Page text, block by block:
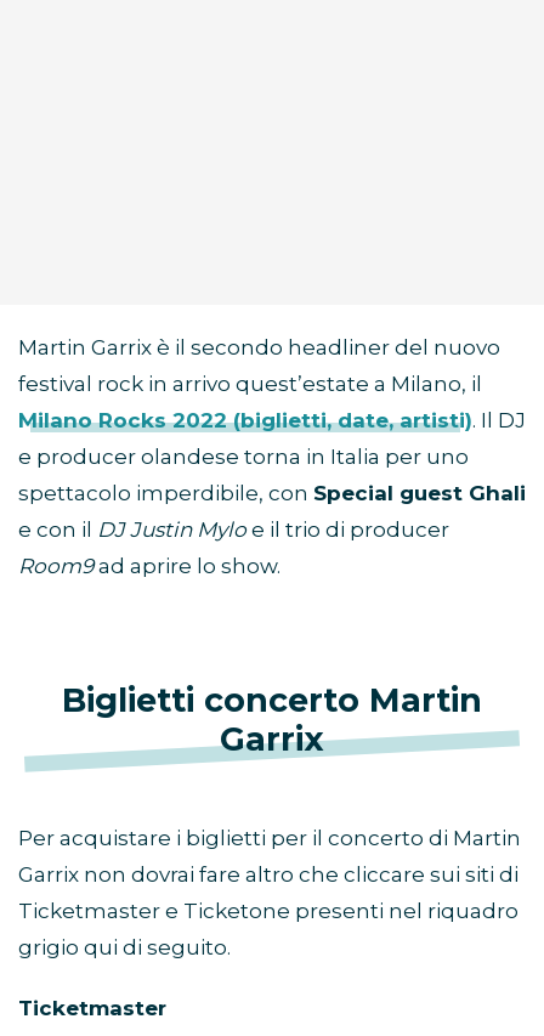
Martin Garrix è il secondo headliner del nuovo
festival rock in arrivo quest’estate a Milano, il
Milano Rocks 2022 (biglietti, date, artisti). Il DJ
e producer olandese torna in Italia per uno
spettacolo imperdibile, con Special guest Ghali
e con il DJ Justin Myloe il trio di producer
Room9ad aprire lo show.
Biglietti concerto Martin
Garrix
Per acquistare i biglietti per il concerto di Martin
Garrix non dovrai fare altro che cliccare sui siti di
Ticketmaster e Ticketone presenti nel riquadro
grigio qui di seguito.
Ticketmaster